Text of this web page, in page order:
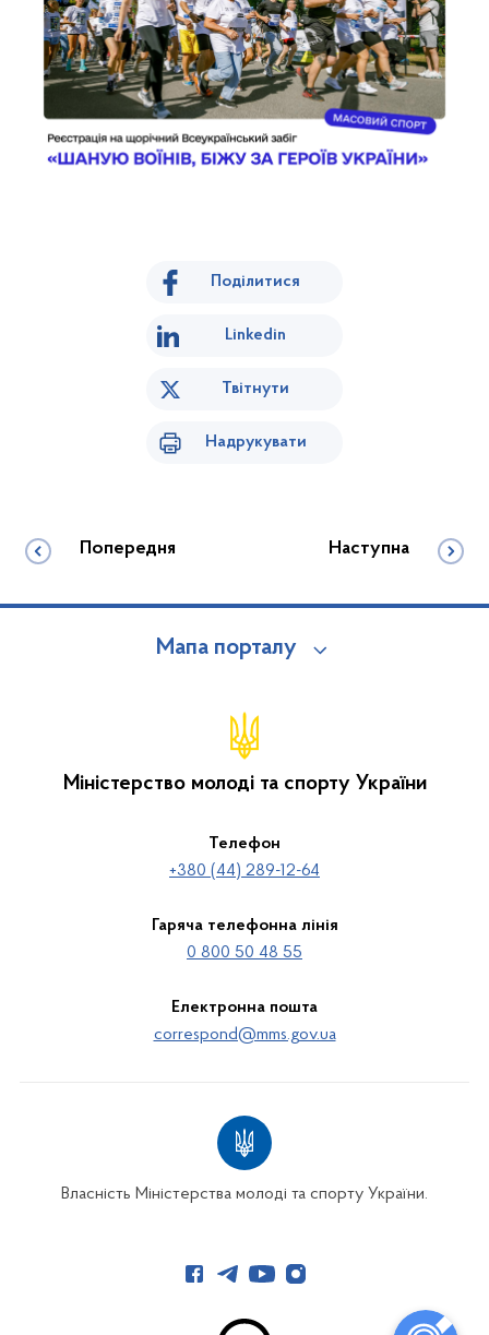
Поділитися
Linkedin
Твітнути
Надрукувати
Попередня Наступна
Мапа порталу
Міністерство молоді та спорту України
Телефон
+380 (44) 289-12-64
Гаряча телефонна лінія
0 800 50 48 55
Електронна пошта
correspond@mms.gov.ua
Власність Міністерства молоді та спорту України.